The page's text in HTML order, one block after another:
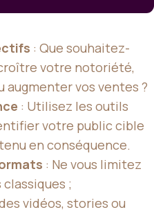
: Que souhaitez-
votre notoriété,
augmenter vos ventes ?
: Utilisez les outils
votre public cible
en conséquence.
: Ne vous limitez
;
vidéos, stories ou